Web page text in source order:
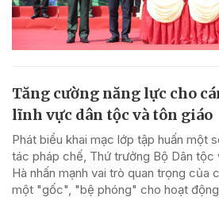
Tăng cường năng lực cho
lĩnh vực dân tộc và tôn giáo
Phát biểu khai mạc lớp tập huấn một
tác pháp chế, Thứ trưởng Bộ Dân tộc
Hà nhấn mạnh vai trò quan trọng của
một "gốc", "bệ phóng" cho hoạt động